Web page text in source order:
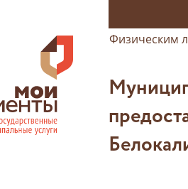
Физическим